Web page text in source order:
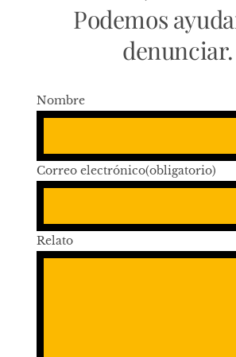
Podemos
denunciar.
Nombre
Correo electrónico(obligatorio)
Relato